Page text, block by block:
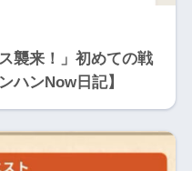
襲来！」初めての戦
ハンNow日記】